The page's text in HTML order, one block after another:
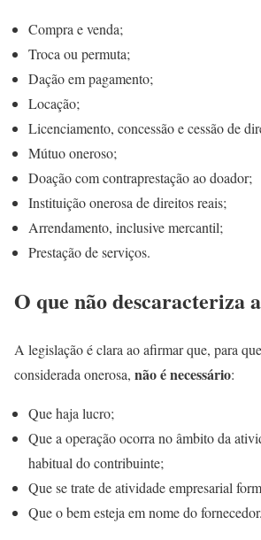
Compra e venda;
Troca ou permuta;
Dação em pagamento;
Locação;
Licenciamento, concessão e cessão de
Mútuo oneroso;
Doação com contraprestação ao doador;
Instituição onerosa de direitos reais;
Arrendamento, inclusive mercantil;
Prestação de serviços.
O que não descaracteriza
A legislação é clara ao afirmar que, para
considerada onerosa, não é necessário:
Que haja lucro;
Que a operação ocorra no âmbito da
habitual do contribuinte;
Que se trate de atividade empresarial
Que o bem esteja em nome do fornecedor.